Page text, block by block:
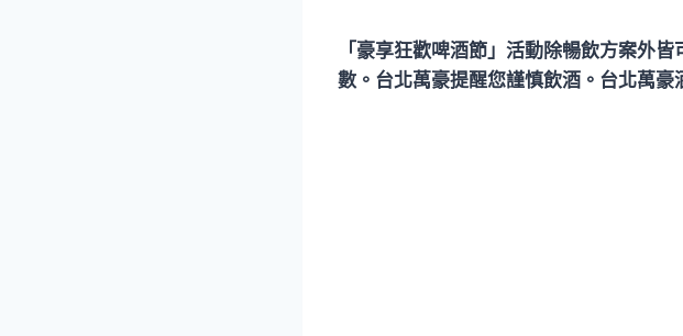
「豪享狂歡啤酒節」活動除暢飲方案外
數。台北萬豪提醒您謹慎飲酒。台北萬